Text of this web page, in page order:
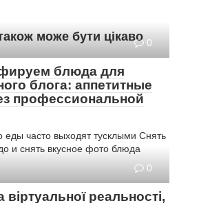
може бути цікаво 0
блюда для
блога: аппетитные
профессиональной
часто выходят тусклыми Снять
и снять вкусное фото блюда
0
віртуальної реальності,